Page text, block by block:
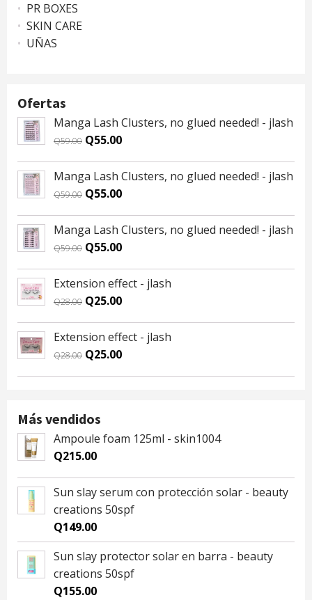
PR BOXES
SKIN CARE
UÑAS
Ofertas
Manga Lash Clusters, no glued needed! - jlash
Q59.00 Original
was:
Q59.00.
Q55.00Current
is:
Q55.00.
Manga Lash Clusters, no glued needed! - jlash
Q59.00 Original
was:
Q59.00.
Q55.00Current
is:
Q55.00.
Manga Lash Clusters, no glued needed! - jlash
Q59.00 Original
was:
Q59.00.
Q55.00Current
is:
Q55.00.
Extension effect - jlash
Q28.00 Original
was:
Q28.00.
Q25.00Current
is:
Q25.00.
Extension effect - jlash
Q28.00 Original
Q25.00Current
Más vendidos
Ampoule foam 125ml - skin1004
Q215.00
Sun slay serum con protección solar - beauty
creations 50spf
Q149.00
Sun slay protector solar en barra - beauty
creations 50spf
Q155.00